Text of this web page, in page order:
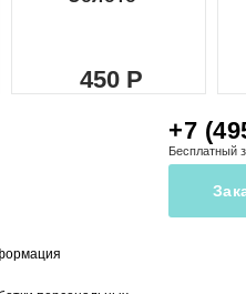
450
+7
Бесплатный